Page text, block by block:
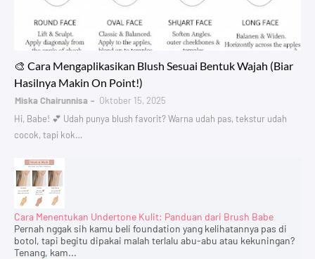
🎨 Cara Mengaplikasikan Blush Sesuai Bentuk Wajah (Biar
Hasilnya Makin On Point!)
Miska Chairunnisa
Oktober 15, 2025
Hi, Babe! 💕 Udah punya blush favorit? Warna udah pas, tekstur udah
cocok, tapi kok…
Cara Menentukan Undertone Kulit: Panduan dari Brush Babe
Pernah nggak sih kamu beli foundation yang kelihatannya pas di
botol, tapi begitu dipakai malah terlalu abu-abu atau kekuningan?
Tenang, kam...